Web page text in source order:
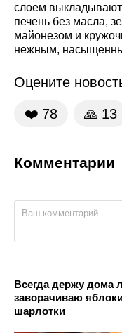
слоем
печень без масла,
майонезом и
нежным,
Оцените
❤️ 78 🙏 13
Комментарии
Всегда держу дома
заворачиваю
шарлотки